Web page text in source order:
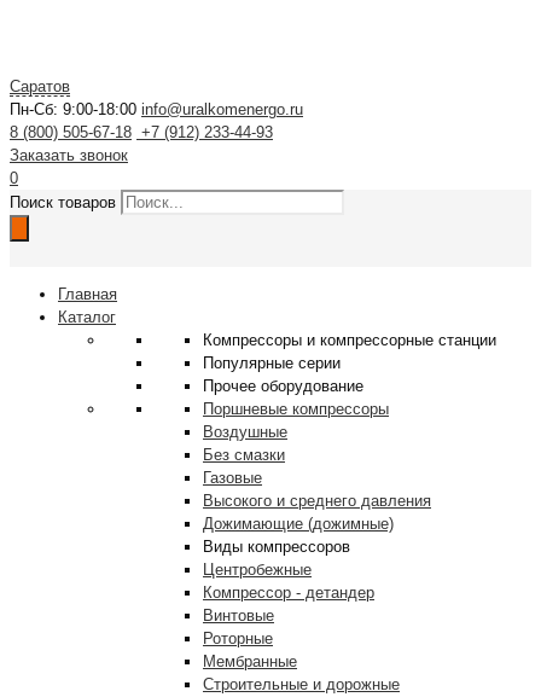
Саратов
Пн-Сб: 9:00-18:00 info@uralkomenergo.ru
8 (800) 505-67-18 +7 (912) 233-44-93
Заказать звонок
0
Поиск товаров
Главная
Каталог
Компрессоры и компрессорные станции
Популярные серии
Прочее оборудование
Поршневые компрессоры
Воздушные
Без смазки
Газовые
Высокого и среднего давления
Дожимающие (дожимные)
Виды компрессоров
Центробежные
Компрессор - детандер
Винтовые
Роторные
Мембранные
Строительные и дорожные